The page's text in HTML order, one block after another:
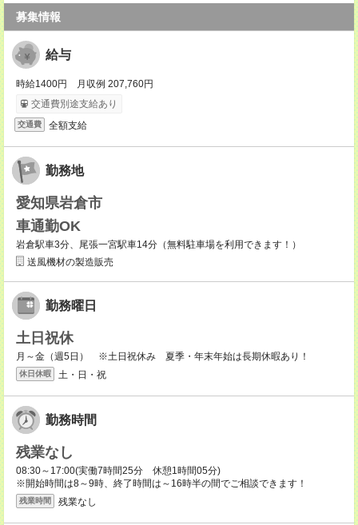
募集情報
給与
時給1400円 月収例 207,760円
交通費別途支給あり
交通費 全額支給
勤務地
愛知県岩倉市
車通勤OK
岩倉駅車3分、尾張一宮駅車14分（無料駐車場を利用できます！）
送風機材の製造販売
勤務曜日
土日祝休
月～金（週5日） ※土日祝休み 夏季・年末年始は長期休暇あり！
休日休暇 土・日・祝
勤務時間
残業なし
08:30～17:00(実働7時間25分 休憩1時間05分)
※開始時間は8～9時、終了時間は～16時半の間でご相談できます！
残業時間 残業なし